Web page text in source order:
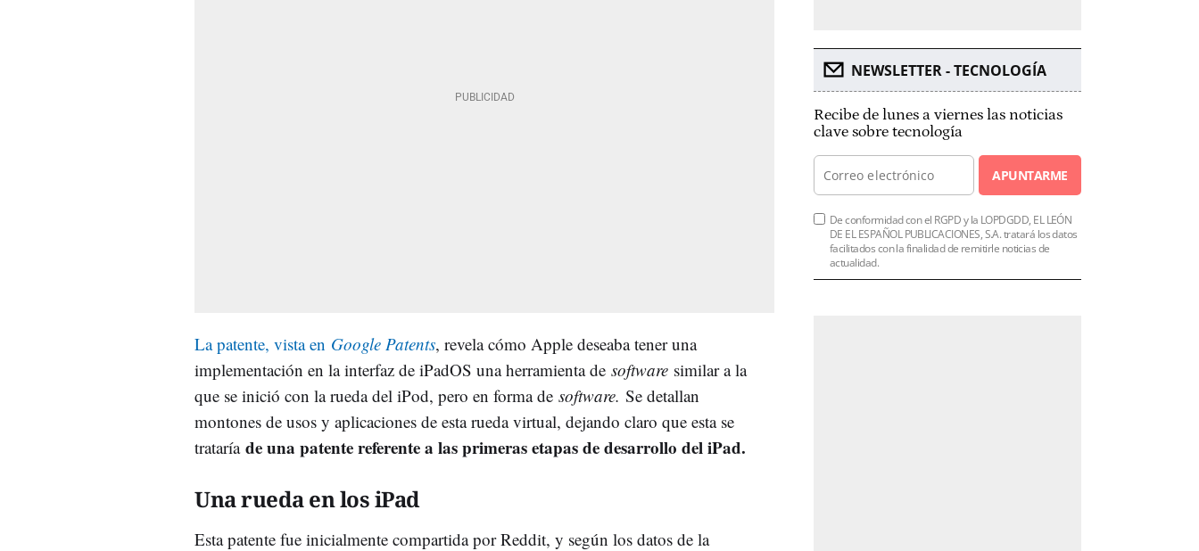
La patente, vista en Google Patents, revela cómo Apple deseaba tener una
implementación en la interfaz de iPadOS una herramienta de software similar a la
que se inició con la rueda del iPod, pero en forma de software. Se detallan
montones de usos y aplicaciones de esta rueda virtual, dejando claro que esta se
trataría de una patente referente a las primeras etapas de desarrollo del iPad.
Una rueda en los iPad
Esta patente fue inicialmente compartida por Reddit, y según los datos de la
NEWSLETTER - TECNOLOGÍA
Recibe de lunes a viernes las noticias
clave sobre tecnología
APUNTARME
De conformidad con el RGPD y la LOPDGDD, EL LEÓN
DE EL ESPAÑOL PUBLICACIONES, S.A. tratará los datos
facilitados con la finalidad de remitirle noticias de
actualidad.